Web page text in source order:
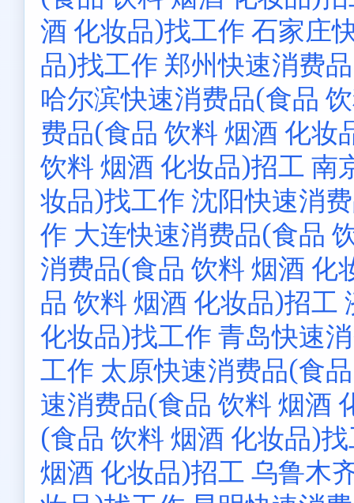
酒 化妆品)找工作 石家庄
品)找工作 郑州快速消费
哈尔滨快速消费品(食品
费品(食品 饮料 烟酒 化妆
饮料 烟酒 化妆品)招工 南
妆品)找工作 沈阳快速消
作 大连快速消费品(食品
消费品(食品 饮料 烟酒 化
品 饮料 烟酒 化妆品)招工
化妆品)找工作 青岛快速
工作 太原快速消费品(食
速消费品(食品 饮料 烟酒
(食品 饮料 烟酒 化妆品)
烟酒 化妆品)招工 乌鲁木